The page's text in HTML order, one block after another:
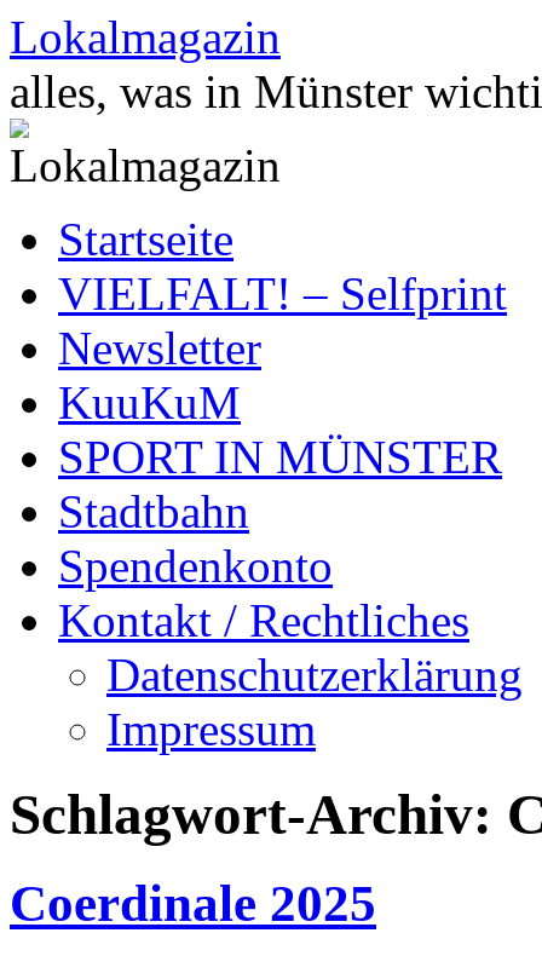
Zum
Inhalt
springen
Lokalmagazin
alles, was in Münster
Startseite
VIELFALT! – Selfprint
Newsletter
KuuKuM
SPORT IN MÜNSTER
Stadtbahn
Spendenkonto
Kontakt / Rechtliches
Datenschutzerklärung
Impressum
Schlagwort-Archiv:
Coerdinale 2025